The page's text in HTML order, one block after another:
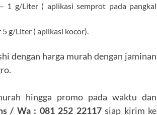
1 g/Liter ( aplikasi semprot pada pangkal
g/Liter ( aplikasi kocor).
dengan harga murah dengan jaminan
hingga promo pada waktu dan
/ Wa : 081 252 22117siap kirim ke